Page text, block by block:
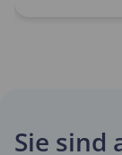
Sie sind